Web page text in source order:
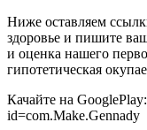
Ниже оставляем
здоровье и пишите
и оценка нашего
гипотетическая
Качайте на
id=com.Make.Gennady